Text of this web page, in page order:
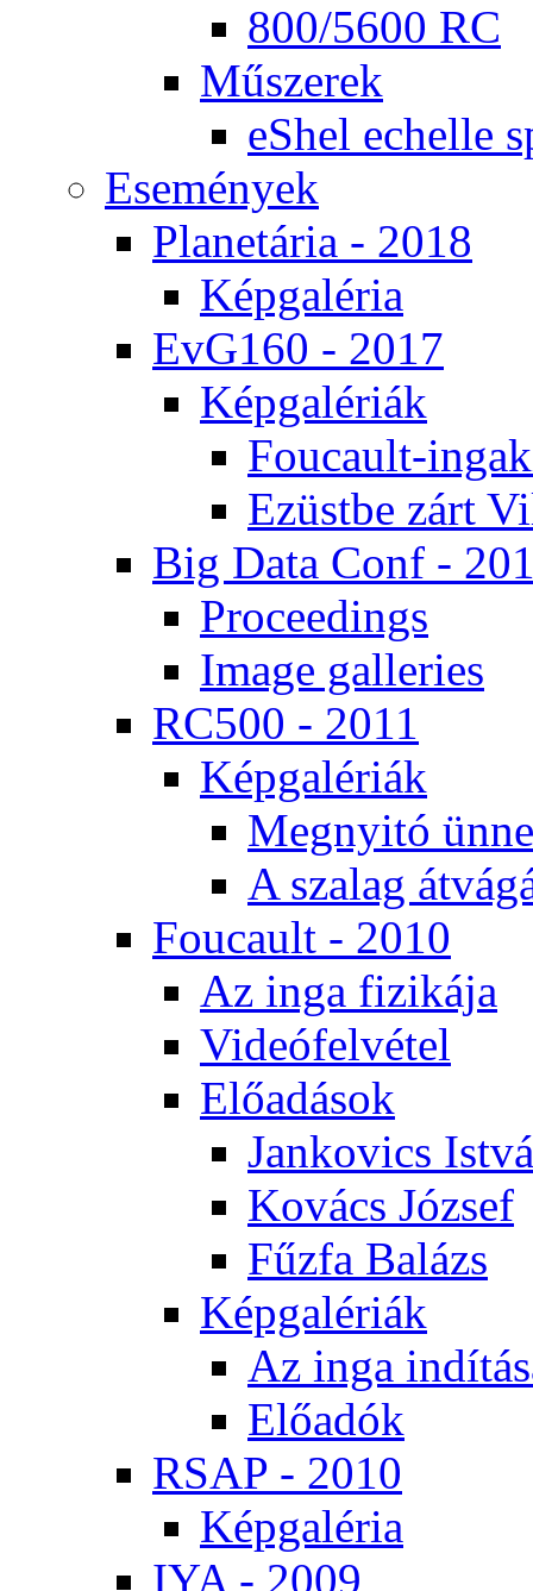
800/5600 RC
Mű­sze­rek
eS­hel echel­le
Ese­mé­nyek
Pla­ne­tá­ria - 2018
Kép­ga­lé­ria
EvG160 - 2017
Kép­ga­lé­ri­ák
Fo­u­ca­ult-
Ezüst­be zárt
Big Da­ta Conf -
Pro­ce­e­dings
Image gal­le­ri­es
RC500 - 2011
Kép­ga­lé­ri­ák
Meg­nyi­tó
A sza­lag
Fo­u­ca­ult - 2010
Az in­ga fi­zi­ká­ja
Vi­de­ó­fel­vé­tel
Elő­adá­sok
Jan­ko­vics
Ko­vács Jó­zsef
Fűz­fa Ba­lázs
Kép­ga­lé­ri­ák
Az in­ga
Elő­adók
RSAP - 2010
Kép­ga­lé­ria
IYA - 2009